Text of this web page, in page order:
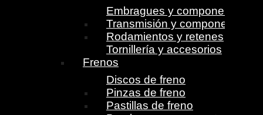
Embragues y componentes
Transmisión y componentes
Rodamientos y retenes
Tornillería y accesorios
Frenos
Discos de freno
Pinzas de freno
Pastillas de freno